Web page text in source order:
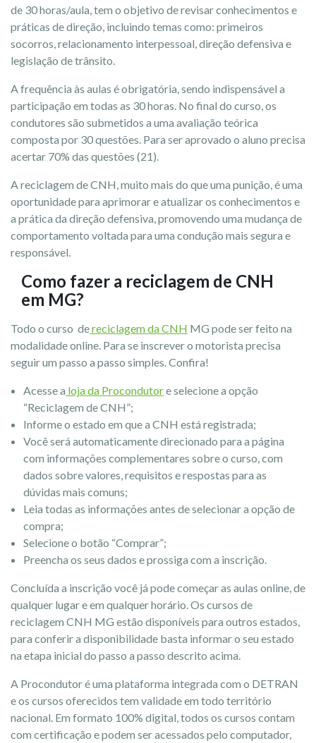
de 30 horas/aula, tem o objetivo de revisar conhecimentos e
práticas de direção, incluindo temas como: primeiros
socorros, relacionamento interpessoal, direção defensiva e
legislação de trânsito.
A frequência às aulas é obrigatória, sendo indispensável a
participação em todas as 30 horas. No final do curso, os
condutores são submetidos a uma avaliação teórica
composta por 30 questões. Para ser aprovado o aluno precisa
acertar 70% das questões (21).
A reciclagem de CNH, muito mais do que uma punição, é uma
oportunidade para aprimorar e atualizar os conhecimentos e
a prática da direção defensiva, promovendo uma mudança de
comportamento voltada para uma condução mais segura e
responsável.
Como fazer a reciclagem de CNH
em MG?
Todo o curso dereciclagem da CNH MG pode ser feito na
modalidade online. Para se inscrever o motorista precisa
seguir um passo a passo simples. Confira!
Acesse a loja da Procondutore selecione a opção
“Reciclagem de CNH”;
Informe o estado em que a CNH está registrada;
Você será automaticamente direcionado para a página
com informações complementares sobre o curso, com
dados sobre valores, requisitos e respostas para as
dúvidas mais comuns;
Leia todas as informações antes de selecionar a opção de
compra;
Selecione o botão “Comprar”;
Preencha os seus dados e prossiga com a inscrição.
Concluída a inscrição você já pode começar as aulas online, de
qualquer lugar e em qualquer horário. Os cursos de
reciclagem CNH MG estão disponíveis para outros estados,
para conferir a disponibilidade basta informar o seu estado
na etapa inicial do passo a passo descrito acima.
A Procondutor é uma plataforma integrada com o DETRAN
e os cursos oferecidos tem validade em todo território
nacional. Em formato 100% digital, todos os cursos contam
com certificação e podem ser acessados pelo computador,